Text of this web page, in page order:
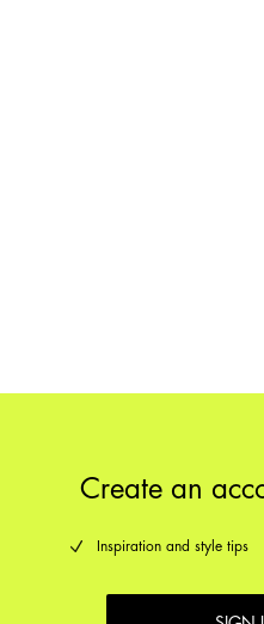
Create an
Inspiration and style tips